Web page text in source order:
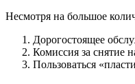
Несмотря на большое
Дорогостоящее
Комиссия за снятие
Пользоваться